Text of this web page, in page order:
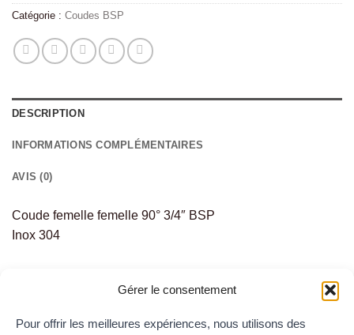
Gérer le consentement
Pour offrir les meilleures expériences, nous utilisons des
Catégorie : Coudes BSP
DESCRIPTION
INFORMATIONS COMPLÉMENTAIRES
AVIS (0)
Coude femelle femelle 90° 3/4″ BSP
Inox 304